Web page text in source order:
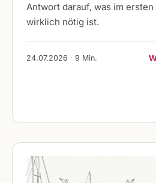
Antwort darauf, was im ersten
wirklich nötig ist.
24.07.2026 · 9 Min.